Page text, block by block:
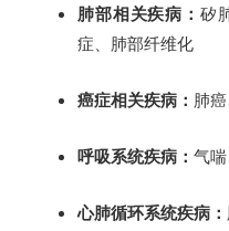
肺部相关疾病： 矽
症、肺部纤维化
癌症相关疾病： 肺
呼吸系统疾病： 气
心肺循环系统疾病：